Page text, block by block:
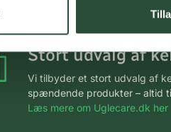
*Gælder ikke
Stort udvalg af
Vi tilbyder et stort udvalg af
spændende produkter – altid
Læs mere om Uglecare.dk her